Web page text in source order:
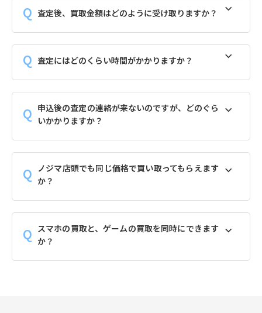
査定後、買取金額はどのように受け取りますか？
査定にはどのくらい時間がかかりますか？
申込後の査定の連絡が来ないのですが、どのぐら
いかかりますか？
ノジマ店頭でも同じ価格で買い取ってもらえます
か？
スマホの買取と、ゲームの買取を同時にできます
か？